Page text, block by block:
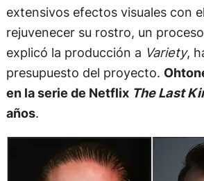
extensivos efectos visuales con
rejuvenecer su rostro, un
explicó la producción a Variety,
presupuesto del proyecto.
en la serie de Netflix The Last
años.